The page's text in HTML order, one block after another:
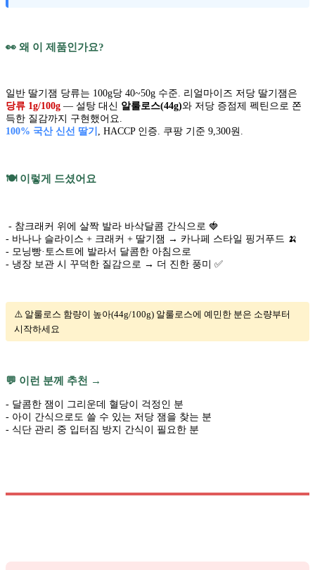
👀 왜 이 제품인가요?
일반 딸기잼 당류는 100g당 40~50g 수준. 리얼마이즈 저당 딸기잼은
당류 1g/100g — 설탕 대신 알룰로스(44g)와 저당 증점제 펙틴으로 쫀
득한 질감까지 구현했어요.
100% 국산 신선 딸기
, HACCP 인증. 쿠팡 기준 9,300원.
🍽️ 이렇게 드셨어요
- 참크래커 위에 살짝 발라 바삭달콤 간식으로 🍓
- 바나나 슬라이스 + 크래커 + 딸기잼 → 카나페 스타일 핑거푸드 🍌
- 모닝빵·토스트에 발라서 달콤한 아침으로
- 냉장 보관 시 꾸덕한 질감으로 → 더 진한 풍미 ✅
⚠️ 알룰로스 함량이 높아(44g/100g) 알룰로스에 예민한 분은 소량부터
시작하세요
💬 이런 분께 추천 →
- 달콤한 잼이 그리운데 혈당이 걱정인 분
- 아이 간식으로도 쓸 수 있는 저당 잼을 찾는 분
- 식단 관리 중 입터짐 방지 간식이 필요한 분